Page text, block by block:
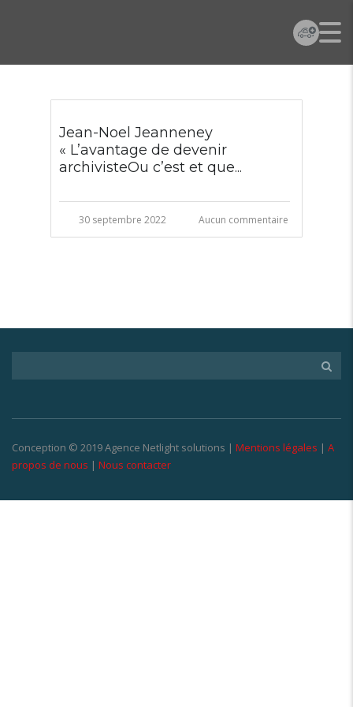
Jean-Noel Jeanneney
« L’avantage de devenir
archivisteOu c’est et que...
30 septembre 2022 Aucun commentaire
Conception © 2019 Agence Netlight solutions | Mentions légales | A
propos de nous | Nous contacter